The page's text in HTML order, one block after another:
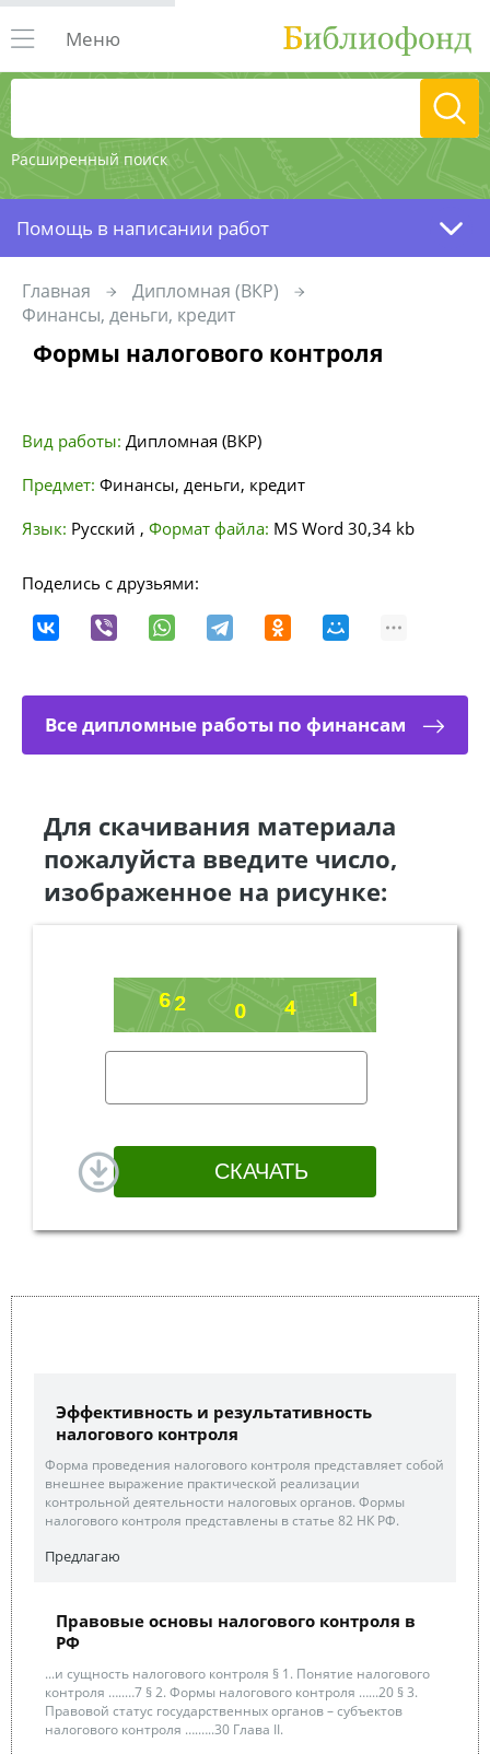
Расширенный поиск
Меню
Помощь в написании работ
Главная
Дипломная (ВКР)
Финансы, деньги, кредит
Формы налогового контроля
Вид работы: Дипломная (ВКР)
Предмет: Финансы, деньги, кредит
Язык: Русский , Формат файла: MS Word 30,34 kb
Поделись с друзьями:
Все дипломные работы по финансам
Для скачивания материала
пожалуйста введите число,
изображенное на рисунке:
Эффективность и результативность
налогового контроля
Форма проведения налогового контроля представляет собой
внешнее выражение практической реализации
контрольной деятельности налоговых органов. Формы
налогового контроля представлены в статье 82 НК РФ.
Предлагаю
Правовые основы налогового контроля в
РФ
...и сущность налогового контроля § 1. Понятие налогового
контроля …..…7 § 2. Формы налогового контроля …...20 § 3.
Правовой статус государственных органов – субъектов
налогового контроля ….…..30 Глава II.